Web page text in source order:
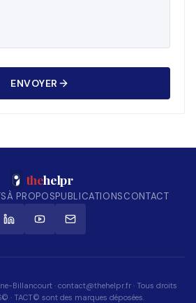
ENVOYER
thehelpr
À PROPOSPUBLICATIONSCONTACT
Billancourt · contact@thehelpr.fr · Tous droits
· TACT© sont des marques déposées.